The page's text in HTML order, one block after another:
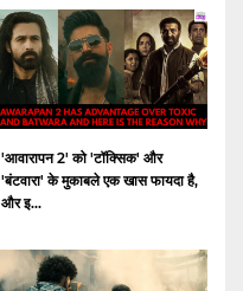
'आवारापन 2' को 'टॉक्सिक' और
'बंटवारा' के मुकाबले एक खास फायदा है,
और इ...